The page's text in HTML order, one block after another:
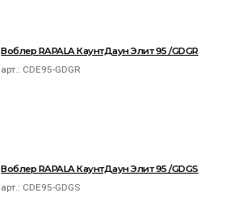
Воблер RAPALA КаунтДаун Элит 95 /GDGR
арт.: CDE95-GDGR
Воблер RAPALA КаунтДаун Элит 95 /GDGS
арт.: CDE95-GDGS